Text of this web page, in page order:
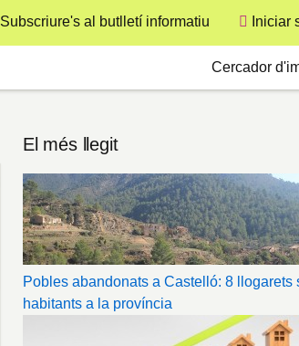
Subscriure's al butlletí informatiu Iniciar
Cercador
El més llegit
Pobles abandonats a Castelló: 8 llogarets
habitants a la província